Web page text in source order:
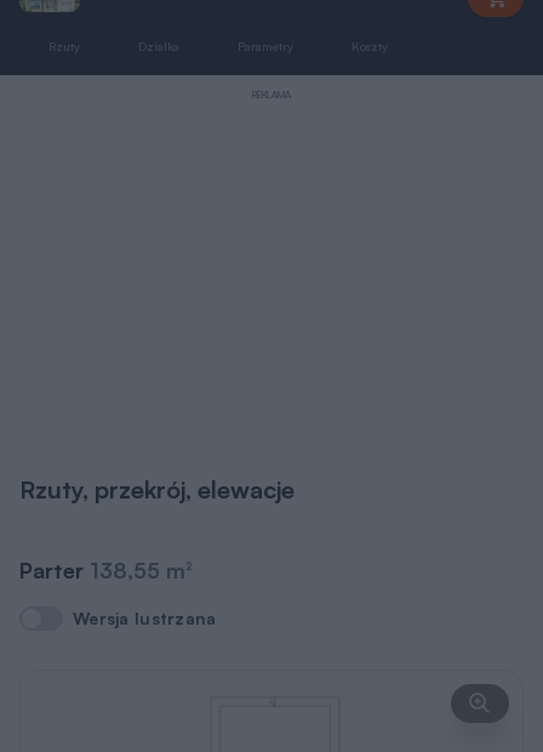
Rzuty Działka Parametry Koszty
REKLAMA
Rzuty, przekrój, elewacje
Parter 138,55 m2
Wersja lustrzana
Wersja lustrzana